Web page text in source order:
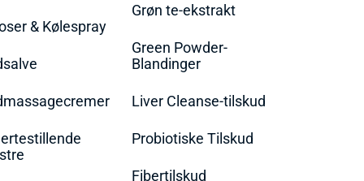
& Kølespray
Grøn te-ekstrakt
Green Powder-
Blandinger
Liver Cleanse-tilskud
Probiotiske Tilskud
Fibertilskud